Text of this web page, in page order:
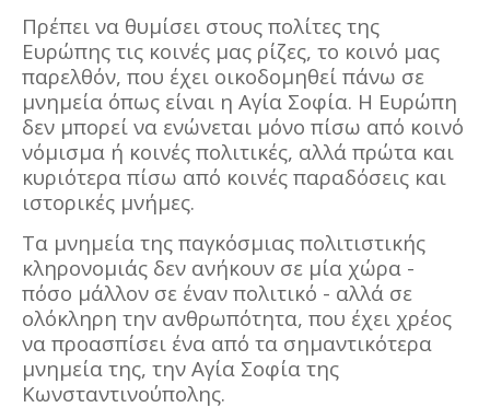
Πρέπει να θυμίσει στους πολίτες της
Ευρώπης τις κοινές μας ρίζες, το κοινό μας
παρελθόν, που έχει οικοδομηθεί πάνω σε
μνημεία όπως είναι η Αγία Σοφία. Η Ευρώπη
δεν μπορεί να ενώνεται μόνο πίσω από κοινό
νόμισμα ή κοινές πολιτικές, αλλά πρώτα και
κυριότερα πίσω από κοινές παραδόσεις και
ιστορικές μνήμες.
Τα μνημεία της παγκόσμιας πολιτιστικής
κληρονομιάς δεν ανήκουν σε μία χώρα -
πόσο μάλλον σε έναν πολιτικό - αλλά σε
ολόκληρη την ανθρωπότητα, που έχει χρέος
να προασπίσει ένα από τα σημαντικότερα
μνημεία της, την Αγία Σοφία της
Κωνσταντινούπολης.